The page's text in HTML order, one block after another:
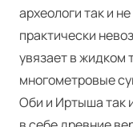
археологи так и
практически
увязает в жидком
многометровые
Оби и Иртыша так